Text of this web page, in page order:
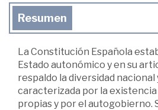
Resumen
La Constitución Española
Estado autonómico y en su
respaldo la diversidad nacional
caracterizada por la
propias y por el autogobierno.